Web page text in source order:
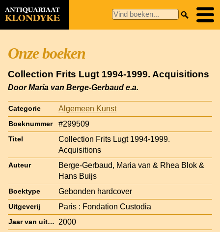
Onze boeken
Collection Frits Lugt 1994-1999. Acquisitions
Door Maria van Berge-Gerbaud e.a.
Categorie Algemeen Kunst
Boeknummer #299509
Titel
Collection Frits Lugt 1994-1999.
Acquisitions
Auteur
Berge-Gerbaud, Maria van & Rhea Blok &
Hans Buijs
Boektype Gebonden hardcover
Uitgeverij Paris : Fondation Custodia
Jaar van uitgave 2000